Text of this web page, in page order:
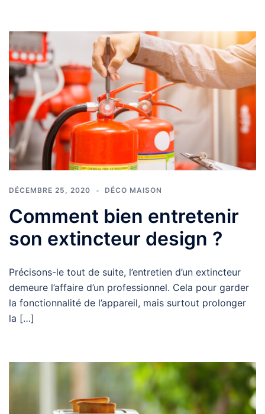
DÉCEMBRE 25, 2020 DÉCO MAISON
Comment bien entretenir
son extincteur design ?
Précisons-le tout de suite, l’entretien d’un extincteur
demeure l’affaire d’un professionnel. Cela pour garder
la fonctionnalité de l’appareil, mais surtout prolonger
la […]